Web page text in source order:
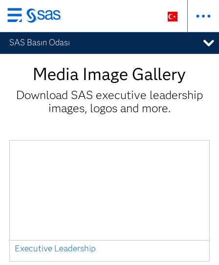
Ana
içeriğe
atla
SAS Basın Odası
Media Gallery
Media Image Gallery
Download SAS executive leadership
images, logos and more.
Executive Leadership